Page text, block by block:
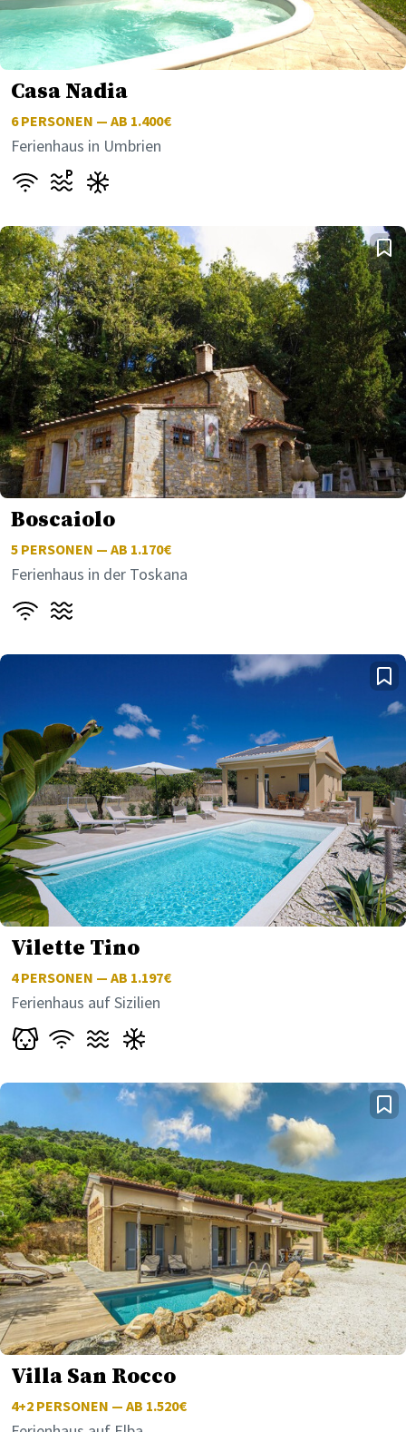
Casa Nadia
6PERSONEN — AB 1.400€
Ferienhaus in Umbrien
Boscaiolo
5 PERSONEN — AB 1.170€
Ferienhaus in der Toskana
Vilette Tino
4PERSONEN — AB 1.197€
Ferienhaus auf Sizilien
Villa San Rocco
4+2 PERSONEN — AB 1.520€